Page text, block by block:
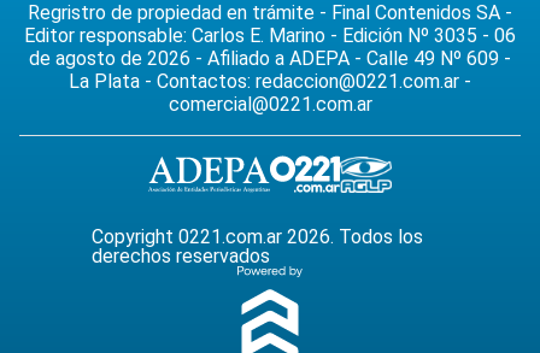
Regristro de propiedad en trámite - Final Contenidos SA -
Editor responsable: Carlos E. Marino - Edición Nº 3035 - 06
de agosto de 2026 - Afiliado a ADEPA - Calle 49 Nº 609 -
La Plata - Contactos: redaccion@0221.com.ar -
comercial@0221.com.ar
Copyright 0221.com.ar 2026. Todos los
derechos reservados